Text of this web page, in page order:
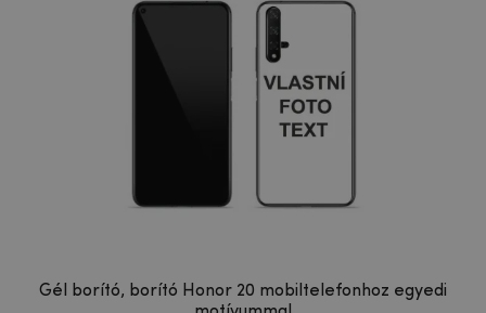
Gél borító, borító Honor 20 mobiltelefonhoz egyedi